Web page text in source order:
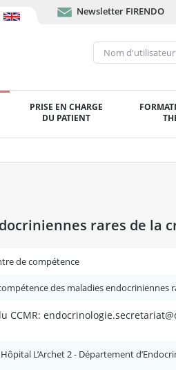
Newsletter FIRENDO
PRISE EN CHARGE
DU PATIENT
rares de la
de compétence
des maladies endocriniennes
CCMR:
L’Archet 2 - Département